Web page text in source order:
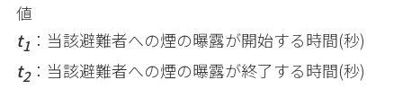
値
t1 ：当該避難者への煙の曝露が開始する時間(秒)
t2：当該避難者への煙の曝露が終了する時間(秒)